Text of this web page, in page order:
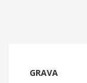
GRAVA